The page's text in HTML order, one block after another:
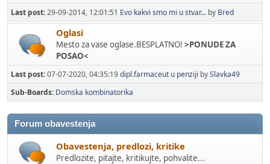
Last post:29-09-2014, 12:01:51 Evo kakvi smo mi u stvar... by Bred
Oglasi
Mesto za vase oglase.BESPLATNO! >PONUDE ZA
POSAO<
Last post:07-07-2020, 04:35:19dipl.farmaceut u penziji bySlavka49
Sub-Boards Domska kombinatorika
Forum obavestenja
Obavestenja, predlozi, kritike
Predlozite, pitajte, kritikujte, pohvalite...